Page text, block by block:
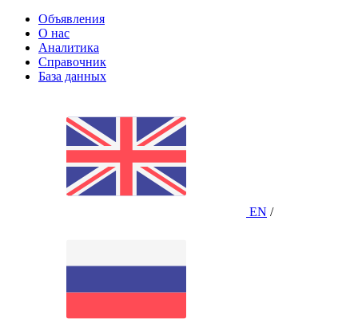
Объявления
О нас
Аналитика
Справочник
База данных
EN /